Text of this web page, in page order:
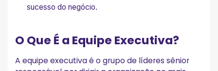
4. Mantêm o Foco no Futuro
Desafios Comuns das Equipes Executivas
Como Montar uma Equipe Executiva de Alta
Performance
sucesso do negócio.
O Que É a Equipe Executiva?
A equipe executiva é o grupo de líderes sênior